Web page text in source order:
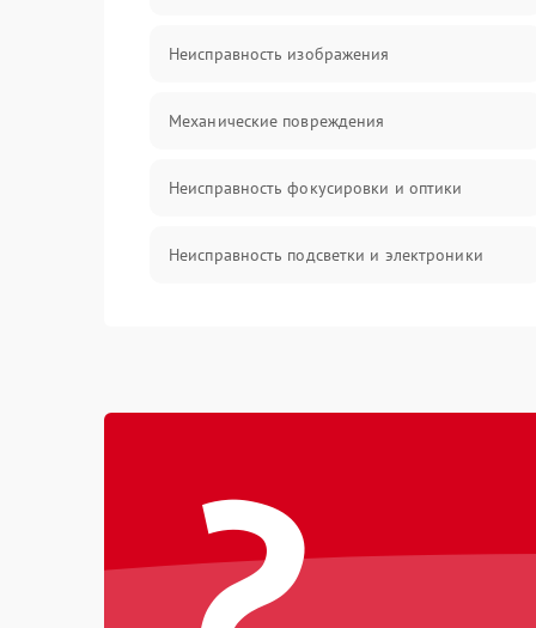
Неисправность изображения
Механические повреждения
Неисправность фокусировки и оптики
Неисправность подсветки и электроники
Управление
Корпус/Герметичность